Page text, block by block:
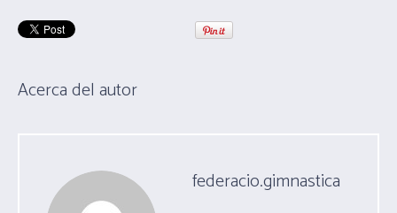
Acerca del autor
federacio.gimnastica